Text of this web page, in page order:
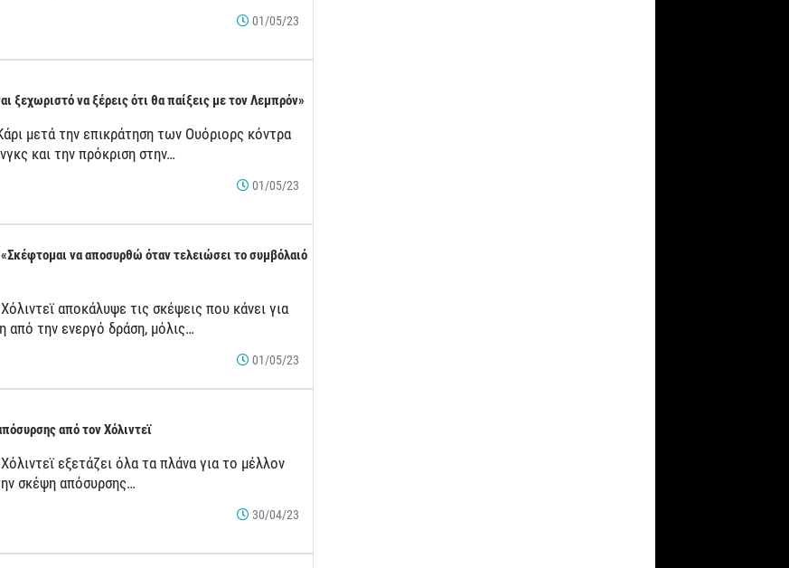
01/05/23
ξεχωριστό να ξέρεις ότι θα παίξεις με τον Λεμπρόν»
μετά την επικράτηση των Ουόριορς κόντρα
και την πρόκριση στην…
01/05/23
«Σκέφτομαι να αποσυρθώ όταν τελειώσει το συμβόλαιό
αποκάλυψε τις σκέψεις που κάνει για
από την ενεργό δράση, μόλις…
01/05/23
από τον Χόλιντεϊ
εξετάζει όλα τα πλάνα για το μέλλον
σκέψη απόσυρσης…
30/04/23